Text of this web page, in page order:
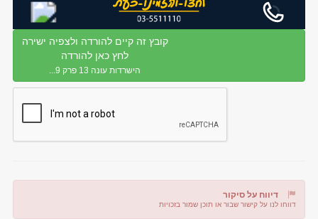
קובץ זה קיים להורדה ולצפיה ישירה
לחץ כאן להורדה
הישרדות עונה 13 פרק 9...
דיווח על סיקור
דווחו לנו על קישור שבור או תוכן שמור בזכויות
דיווח על קישור שבור